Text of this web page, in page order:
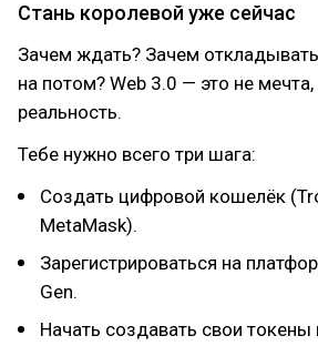
Стань королевой уже сейчас
Зачем ждать? Зачем
на потом? Web 3.0 — это не
реальность.
Тебе нужно всего три шага:
Создать цифровой кошелёк
MetaMask).
Зарегистрироваться на
Gen.
Начать создавать свои токены